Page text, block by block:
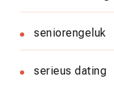
seniorengeluk
serieus dating